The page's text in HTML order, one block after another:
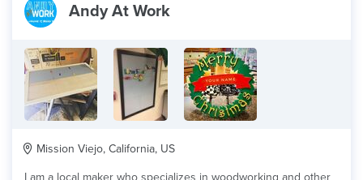
Andy At Work
Mission Viejo, California, US
I am a local maker who specializes in woodworking and other